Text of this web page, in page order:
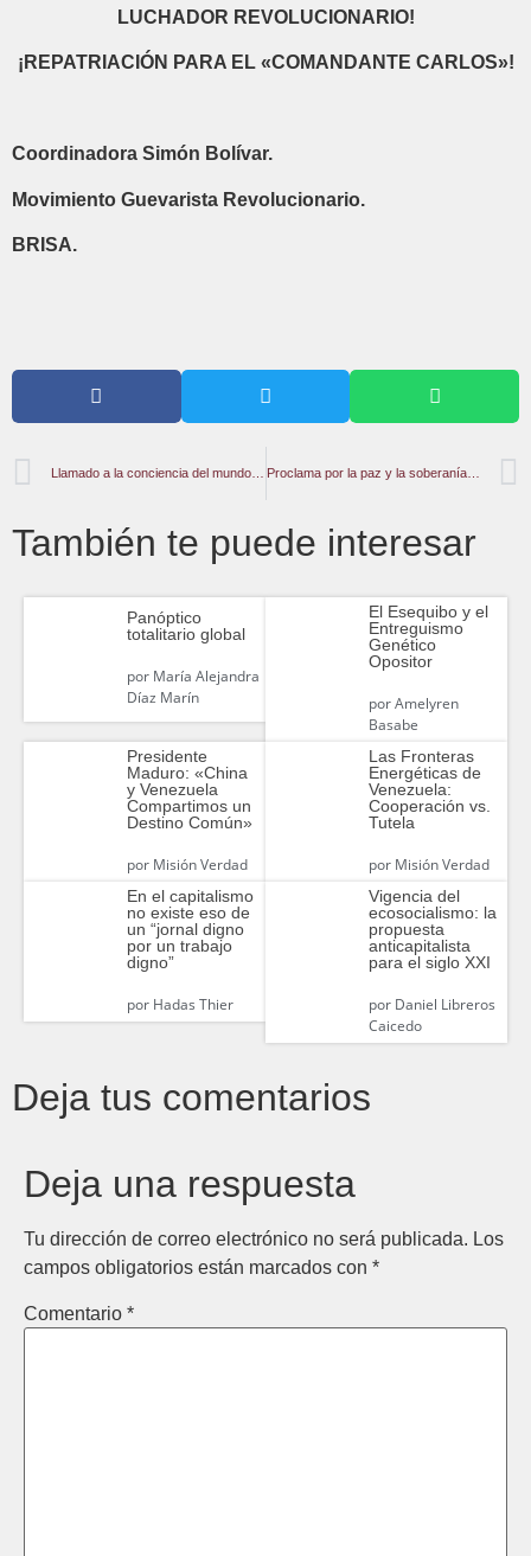
LUCHADOR REVOLUCIONARIO!
¡REPATRIACIÓN PARA EL «COMANDANTE CARLOS»!
Coordinadora Simón Bolívar.
Movimiento Guevarista Revolucionario.
BRISA.
Proclama por la paz y la soberanía de los pueblos. XXV Foro de Sao Paulo
También te puede interesar
Panóptico
totalitario global
porMaría Alejandra
Díaz Marín
El Esequibo y el
Entreguismo
Genético
Opositor
porAmelyren
Basabe
Presidente
Maduro: «China
y Venezuela
Compartimos un
Destino Común»
porMisión Verdad
Las Fronteras
Energéticas de
Venezuela:
Cooperación vs.
Tutela
porMisión Verdad
En el capitalismo
no existe eso de
un “jornal digno
por un trabajo
digno”
porHadas Thier
Vigencia del
ecosocialismo: la
propuesta
anticapitalista
para el siglo XXI
porDaniel Libreros
Caicedo
Deja tus comentarios
Deja una respuesta
Tu dirección de correo electrónico no será publicada. Los
campos obligatorios están marcados con *
Comentario *